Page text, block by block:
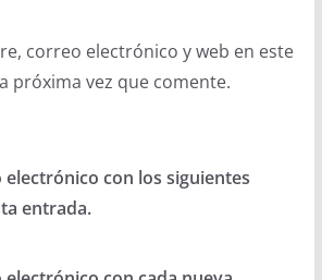
correo electrónico y web en este
próxima vez que comente.
con los siguientes
entrada.